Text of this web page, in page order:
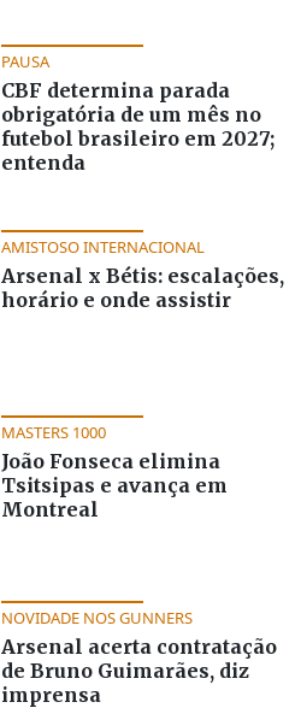
PAUSA
CBF determina parada
obrigatória de um mês no
futebol brasileiro em 2027;
entenda
AMISTOSO INTERNACIONAL
Arsenal x Bétis: escalações,
horário e onde assistir
MASTERS 1000
João Fonseca elimina
Tsitsipas e avança em
Montreal
NOVIDADE NOS GUNNERS
Arsenal acerta contratação
de Bruno Guimarães, diz
imprensa